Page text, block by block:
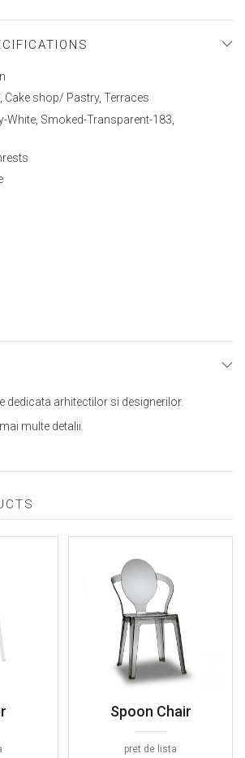
Cake shop/ Pastry, Terraces
White, Smoked-Transparent-183,
dedicata arhitectilor si designerilor.
multe detalii.
Spoon Chair
pret de lista